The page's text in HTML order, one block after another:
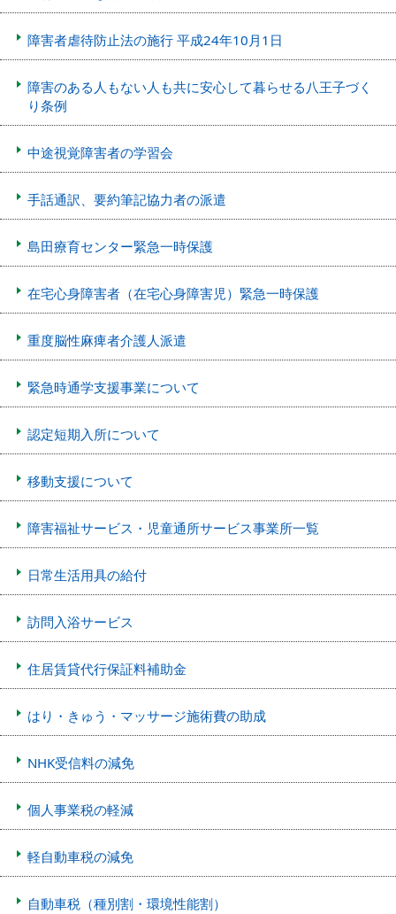
障害者虐待防止法の施行 平成24年10月1日
障害のある人もない人も共に安心して暮らせる八王子づく
り条例
中途視覚障害者の学習会
手話通訳、要約筆記協力者の派遣
島田療育センター緊急一時保護
在宅心身障害者（在宅心身障害児）緊急一時保護
重度脳性麻痺者介護人派遣
緊急時通学支援事業について
認定短期入所について
移動支援について
障害福祉サービス・児童通所サービス事業所一覧
日常生活用具の給付
訪問入浴サービス
住居賃貸代行保証料補助金
はり・きゅう・マッサージ施術費の助成
NHK受信料の減免
個人事業税の軽減
軽自動車税の減免
自動車税（種別割・環境性能割）